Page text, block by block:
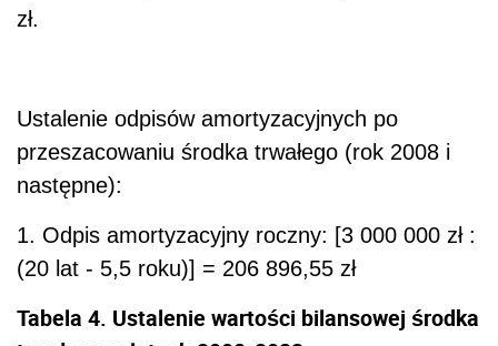
zł.
Ustalenie odpisów amortyzacyjnych po
przeszacowaniu środka trwałego (rok 2008 i
następne):
1. Odpis amortyzacyjny roczny: [3 000 000 zł :
(20 lat - 5,5 roku)] = 206 896,55 zł
Tabela 4. Ustalenie wartości bilansowej środka